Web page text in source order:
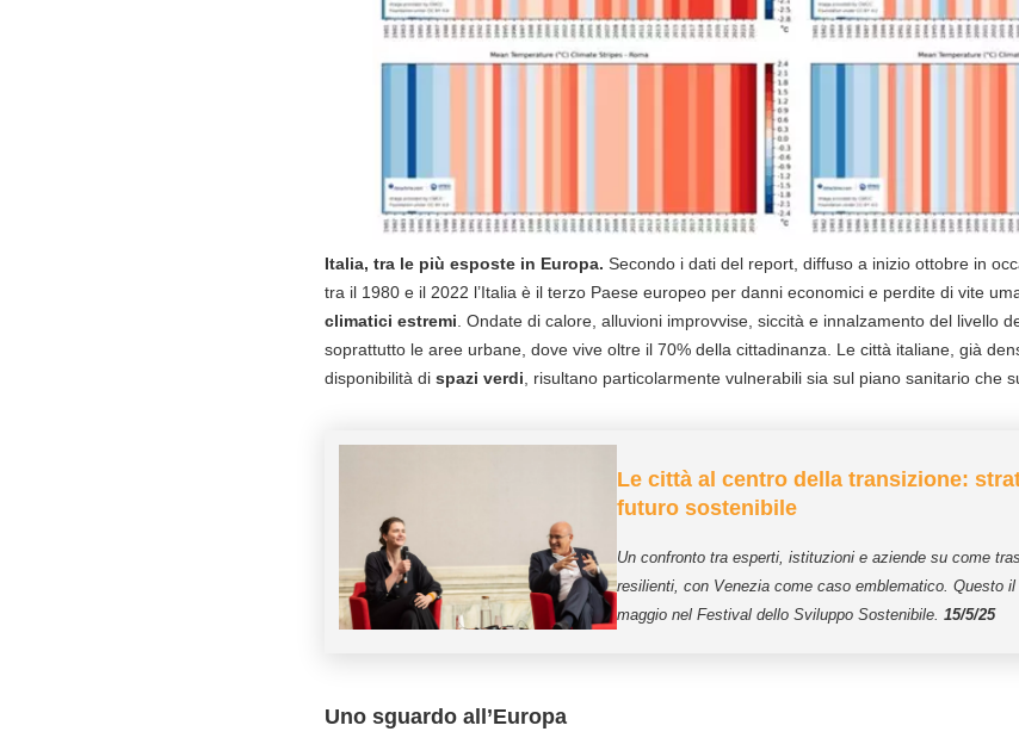
Italia, tra le più esposte in Europa. Secondo i dati del report, diffuso a inizio ottobre in
tra il 1980 e il 2022 l’Italia è il terzo Paese europeo per danni economici e perdite di vite
climatici estremi . Ondate di calore, alluvioni improvvise, siccità e innalzamento del livello
soprattutto le aree urbane, dove vive oltre il 70% della cittadinanza. Le città italiane, già
disponibilità di spazi verdi , risultano particolarmente vulnerabili sia sul piano sanitario che
Le città al centro della transizione:
futuro sostenibile
Un confronto tra esperti, istituzioni e aziende su come
resilienti, con Venezia come caso emblematico. Questo
maggio nel Festival dello Sviluppo Sostenibile. 15/5/25
Uno sguardo all’Europa